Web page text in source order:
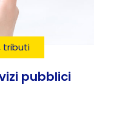
tributi
pubblici